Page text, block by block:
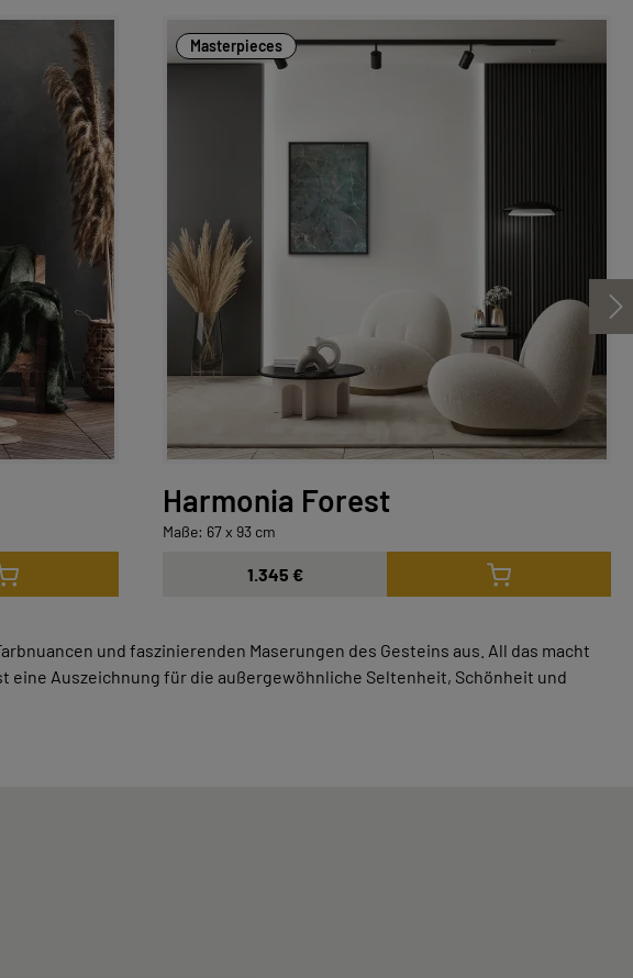
Masterpieces
Harmonia Forest
Maße: 67 x 93 cm
1.345 €
und faszinierenden Maserungen des Gesteins aus. All das macht
eine Auszeichnung für die außergewöhnliche Seltenheit, Schönheit und